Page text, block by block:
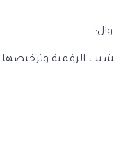
الرقمية وترخيصها